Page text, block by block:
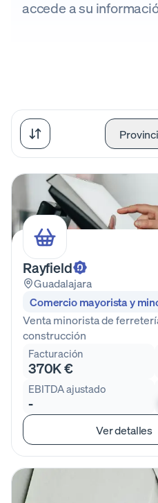
accede a su
Rayfield
Guadalajara
Comercio mayorista y
Venta minorista de
construcción
Facturación
370K €
EBITDA ajustado
-
Ver detalles